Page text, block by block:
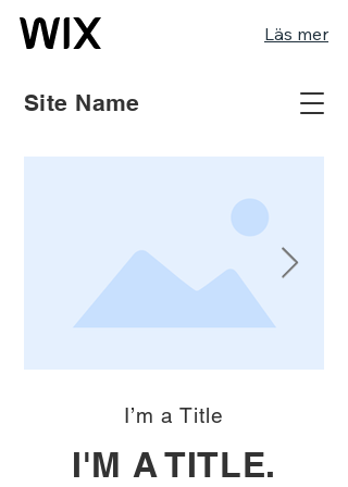
Läs mer